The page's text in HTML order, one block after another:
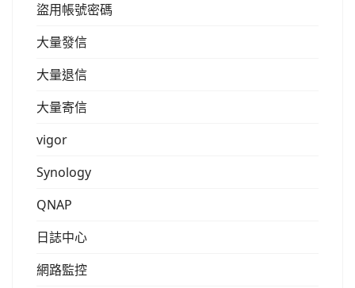
盜用帳號密碼
大量發信
大量退信
大量寄信
vigor
Synology
QNAP
日誌中心
網路監控